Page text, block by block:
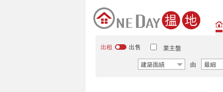
出租 出售 業主盤
建築面績 由 最細